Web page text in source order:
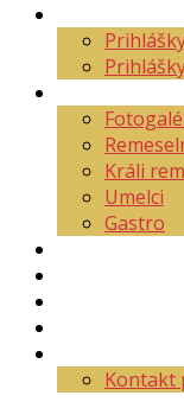
Králi
Umelci
Gastro
Kontakt